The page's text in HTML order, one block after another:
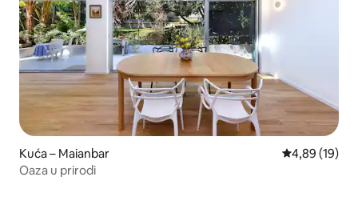
Kuća – Maianbar Prosječna
4,89 (19)
Oaza u prirodi